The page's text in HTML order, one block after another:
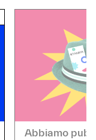
Abbiamo